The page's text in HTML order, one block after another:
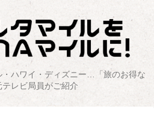
ハワイ・ディズニー…「旅のお得な
レビ局員がご紹介